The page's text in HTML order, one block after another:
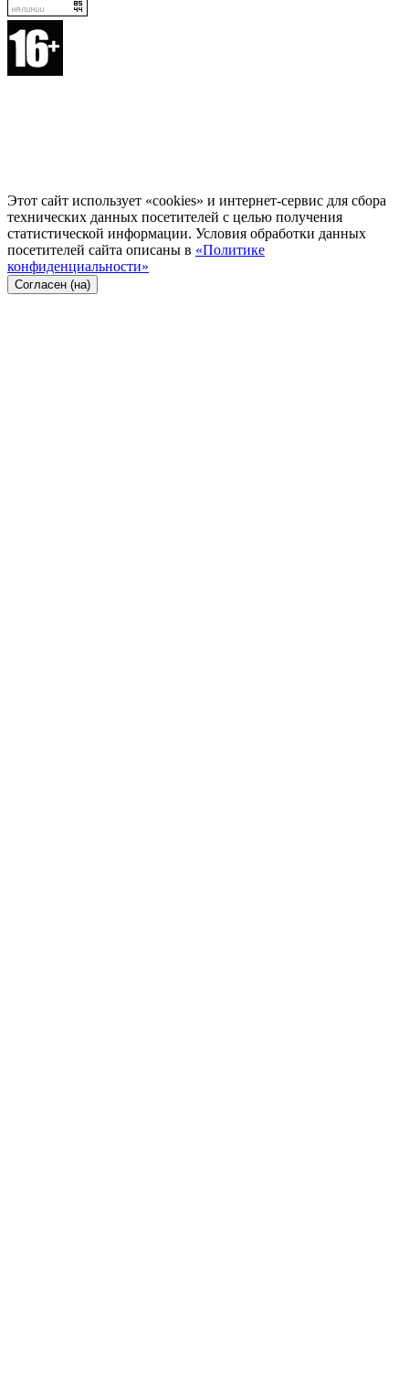
Этот сайт использует «cookies» и интернет-сервис для сбора
технических данных посетителей с целью получения
статистической информации. Условия обработки данных
посетителей сайта описаны в «Политике
конфиденциальности»
Согласен (на)